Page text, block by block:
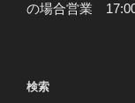
の場合営業
検索